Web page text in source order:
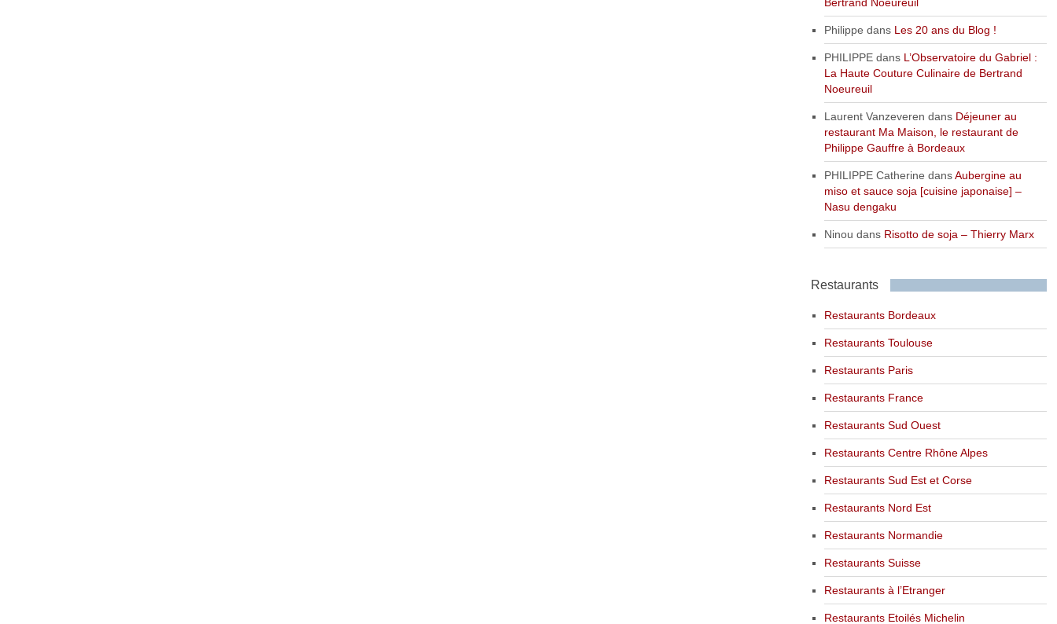
Philippe dans Les 20 ans du Blog !
PHILIPPEdans L’Observatoire du Gabriel :
La Haute Couture Culinaire de Bertrand
Noeureuil
Laurent Vanzeveren dans Déjeuner au
restaurant Ma Maison, le restaurant de
Philippe Gauffre à Bordeaux
PHILIPPE Catherine dansAubergine au
miso et sauce soja [cuisine japonaise] –
Nasu dengaku
Ninou dans Risotto de soja – Thierry Marx
Restaurants
Restaurants Bordeaux
Restaurants Toulouse
Restaurants Paris
Restaurants France
Restaurants Sud Ouest
Restaurants Centre Rhône Alpes
Restaurants Sud Est et Corse
Restaurants Nord Est
Restaurants Normandie
Restaurants Suisse
Restaurants à l’Etranger
Restaurants Etoilés Michelin